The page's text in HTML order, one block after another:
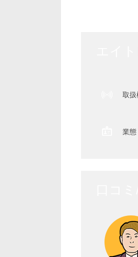
取扱
業態